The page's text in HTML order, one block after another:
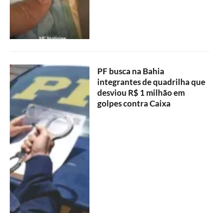
PF busca na Bahia
integrantes de quadrilha que
desviou R$ 1 milhão em
golpes contra Caixa